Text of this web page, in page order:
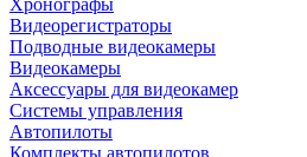
Хронографы
Видеорегистраторы
Подводные видеокамеры
Видеокамеры
Аксессуары для видеокамер
Системы управления
Автопилоты
Комплекты автопилотов